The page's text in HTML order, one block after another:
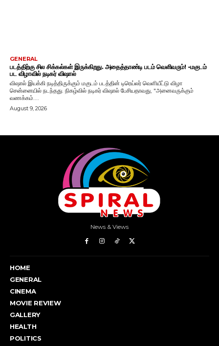
News & Views
HOME
GENERAL
CINEMA
MOVIE REVIEW
GALLERY
HEALTH
POLITICS